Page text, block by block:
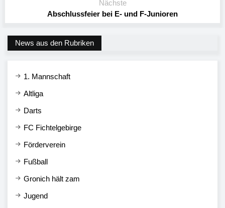
Nächste
Abschlussfeier bei E- und F-Junioren
News aus den Rubriken
1. Mannschaft
Altliga
Darts
FC Fichtelgebirge
Förderverein
Fußball
Gronich hält zam
Jugend